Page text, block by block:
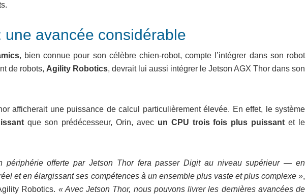
une avancée considérable
, bien connue pour son célèbre chien-robot, compte l’intégrer dans son robot
de robots, Agility Robotics, devrait lui aussi intégrer le Jetson AGX Thor dans son
afficherait une puissance de calcul particulièrement élevée. En effet, le système
que son prédécesseur, Orin, avec un CPU trois fois plus puissantet le
périphérie offerte par Jetson Thor fera passer Digit au niveau supérieur — en
et en élargissant ses compétences à un ensemble plus vaste et plus complexe »,
Robotics. « Avec Jetson Thor, nous pouvons livrer les dernières avancées de